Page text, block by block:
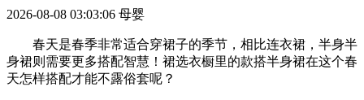
2026-08-08 03:03:06 母婴
春天是春季非常适合穿裙子的季节，相比连衣裙，半身半
身裙则需要更多搭配智慧！裙选衣橱里的款搭半身裙在这个春
天怎样搭配才能不露俗套呢？